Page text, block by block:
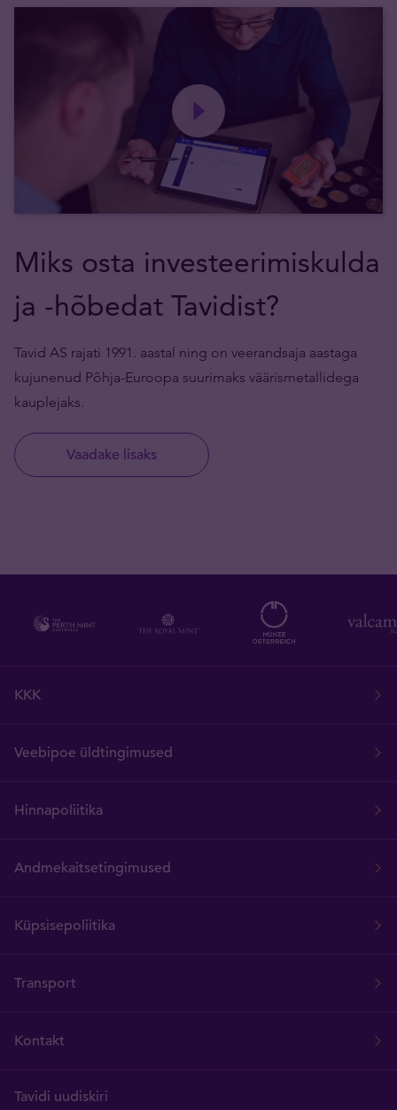
Miks osta investeerimiskulda
ja -hõbedat Tavidist?
Tavid AS rajati 1991. aastal ning on veerandsaja aastaga
kujunenud Põhja-Euroopa suurimaks väärismetallidega
kauplejaks.
Vaadake lisaks
KKK
Veebipoe üldtingimused
Hinnapoliitika
Andmekaitsetingimused
Küpsisepoliitika
Transport
Kontakt
Tavidi uudiskiri